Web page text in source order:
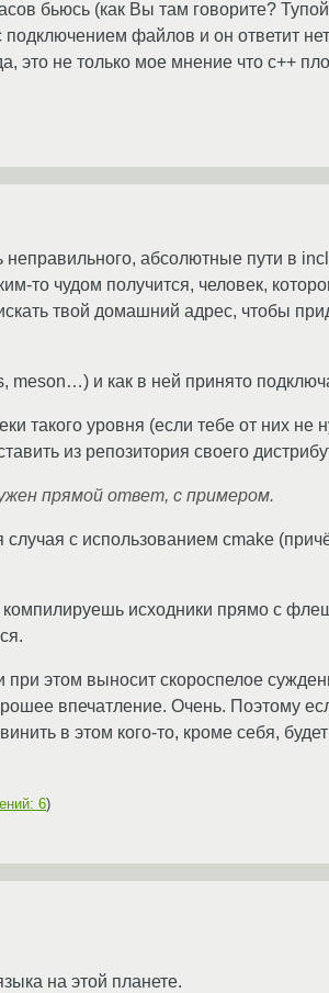
бьюсь (как Вы там говорите?
файлов и он ответит
это не только мое мнение что с++
абсолютные пути в
то чудом получится, человек,
твой домашний адрес, чтобы
meson…) и как в ней принято
такого уровня (если тебе от них не
из репозитория своего
прямой ответ, с примером.
с использованием cmake
исходники прямо с
этом выносит скороспелое
впечатление. Очень. Поэтому
в этом кого-то, кроме себя,
6)
на этой планете.